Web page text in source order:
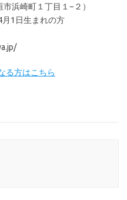
浜崎町１丁目１−２）
1日生まれの方
る方はこちら